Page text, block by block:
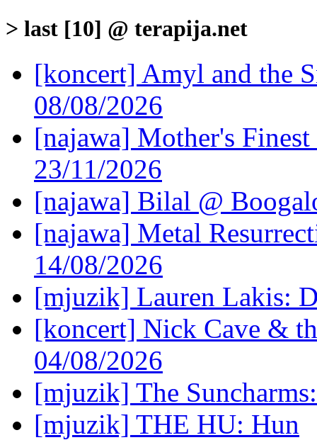
> last [10] @ terapija.net
[koncert] Amyl and the
08/08/2026
[najawa] Mother's
23/11/2026
[najawa] Bilal @
[najawa] Metal
14/08/2026
[mjuzik] Lauren Lakis:
[koncert] Nick Cave &
04/08/2026
[mjuzik] The
[mjuzik] THE HU: Hun